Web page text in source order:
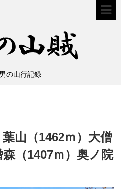
の山行記録
山（1462ｍ）大僧
（1407ｍ）奥ノ院